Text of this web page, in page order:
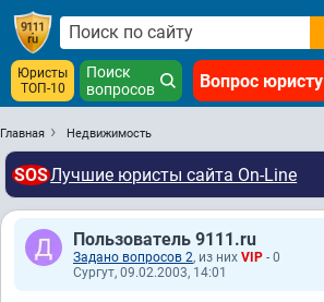
Юристы
ТОП-10
Поиск
вопросов
Вопрос юристу
Главная Недвижимость
SOSЛучшие юристы сайта On-Line
Пользователь 9111.ru
Задано вопросов 2, из них VIP - 0
Сургут, 09.02.2003, 14:01